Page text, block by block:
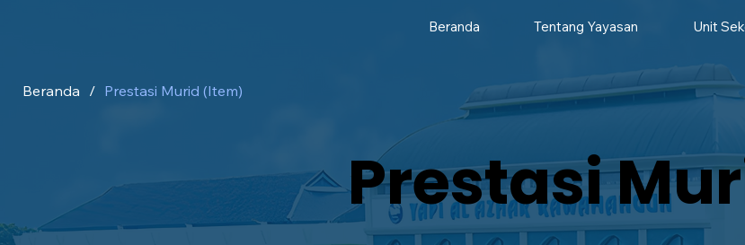
Beranda / Prestasi Murid (Item)
Prestasi
Beranda Tentang Yayasan Unit